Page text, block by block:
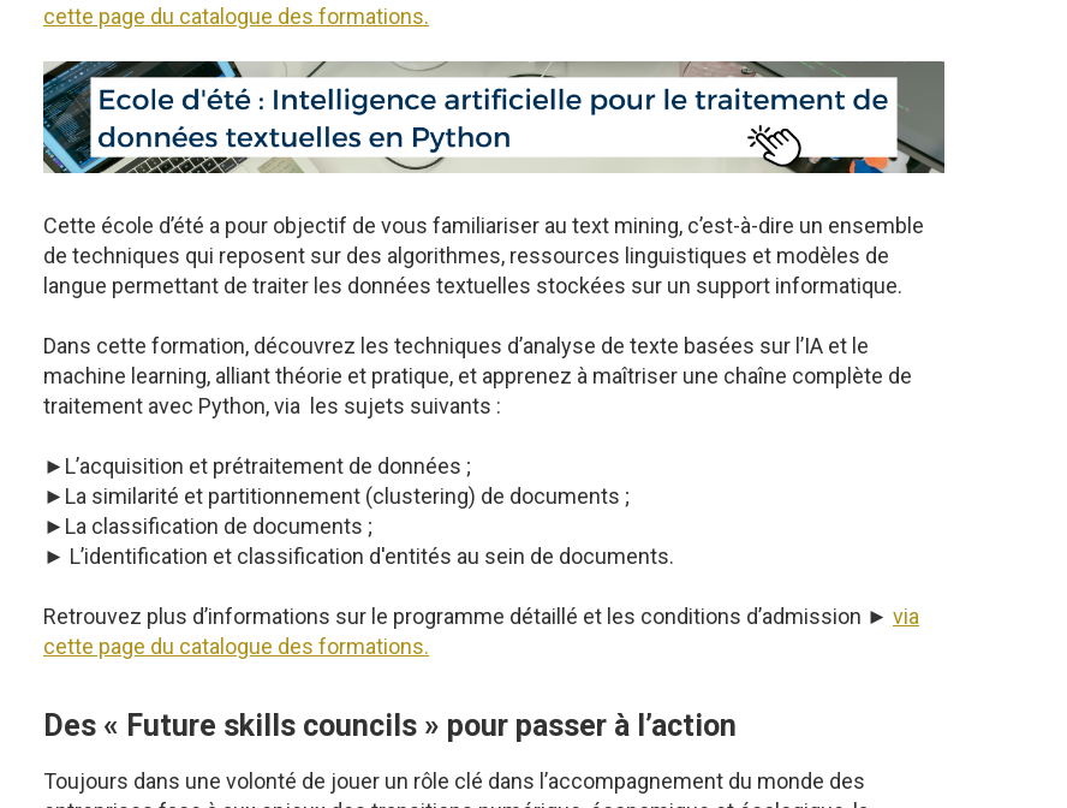
cette page du catalogue des formations.
Cette école d’été a pour objectif de vous familiariser au text mining, c’est-à-dire un ensemble
de techniques qui reposent sur des algorithmes, ressources linguistiques et modèles de
langue permettant de traiter les données textuelles stockées sur un support informatique.
Dans cette formation, découvrez les techniques d’analyse de texte basées sur l’IA et le
machine learning, alliant théorie et pratique, et apprenez à maîtriser une chaîne complète de
traitement avec Python, via les sujets suivants :
►L’acquisition et prétraitement de données ;
►La similarité et partitionnement (clustering) de documents ;
►La classification de documents ;
► L’identification et classification d'entités au sein de documents.
Retrouvez plus d’informations sur le programme détaillé et les conditions d’admission ► via
cette page du catalogue des formations.
Des « Future skills councils » pour passer à l’action
Toujours dans une volonté de jouer un rôle clé dans l’accompagnement du monde des